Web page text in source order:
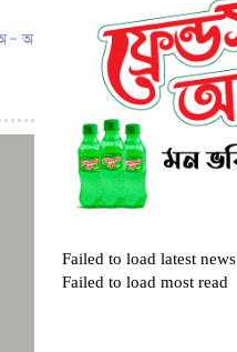
Failed to load latest news
Failed to load most read